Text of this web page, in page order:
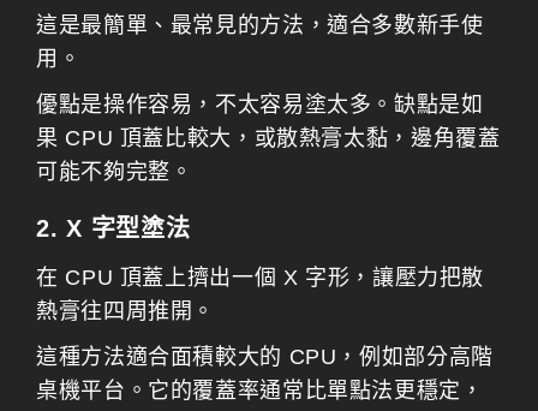
這是最簡單、最常見的方法，適合多數新手使
用。
優點是操作容易，不太容易塗太多。缺點是如
果 CPU 頂蓋比較大，或散熱膏太黏，邊角覆蓋
可能不夠完整。
2. X 字型塗法
在 CPU 頂蓋上擠出一個 X 字形，讓壓力把散
熱膏往四周推開。
這種方法適合面積較大的 CPU，例如部分高階
桌機平台。它的覆蓋率通常比單點法更穩定，